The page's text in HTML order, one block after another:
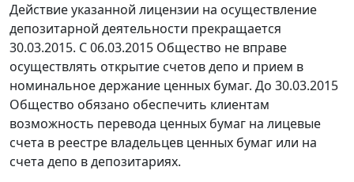
Действие указанной лицензии на осуществление
депозитарной деятельности прекращается
30.03.2015. С 06.03.2015 Общество не вправе
осуществлять открытие счетов депо и прием в
номинальное держание ценных бумаг. До 30.03.2015
Общество обязано обеспечить клиентам
возможность перевода ценных бумаг на лицевые
счета в реестре владельцев ценных бумаг или на
счета депо в депозитариях.